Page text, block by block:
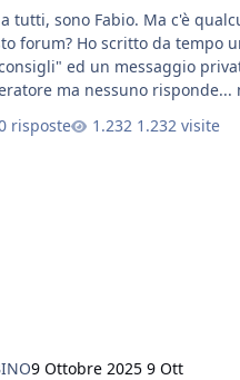
a tutti, sono Fabio. Ma c'è
forum? Ho scritto da tempo
ed un messaggio
ma nessuno risponde...
risposte 1.232 visite
9 Ottobre 2025 9 Ott